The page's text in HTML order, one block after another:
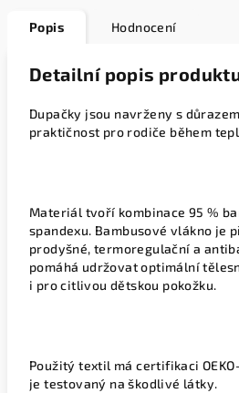
Popis Hodnocení
Detailní popis
Dupačky jsou navrženy s
praktičnost pro rodiče během
Materiál tvoří kombinace 95 %
spandexu. Bambusové vlákno je
prodyšné, termoregulační a
pomáhá udržovat optimální
i pro citlivou dětskou pokožku.
Použitý textil má certifikaci
je testovaný na škodlivé látky.